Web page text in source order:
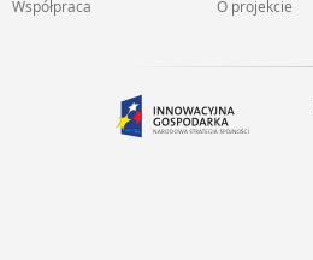
Współpraca O projekcie